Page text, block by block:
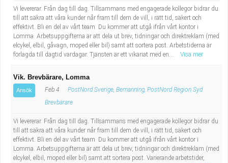
Transport
Sjuksköterska, grundutbildad
Kock, storhushåll
Bibliotekarie
Administrativ assistent
Lärare i gymnasiet
Vi levererar. Från dag till dag. Tillsammans med engagerade kollegor bidrar du
till att säkra att våra kunder når fram till dem de vill, i rätt tid, säkert och
effektivt. Bli en del av vårt team Du kommer att utgå ifrån vårt kontor i
Lomma. Arbetsuppgifterna är att dela ut brev, tidningar och direktreklam (med
elcykel, elbil, gåvagn, moped eller bil) samt att sortera post. Arbetstiderna är
förlagda till dagtid vardagar. Tjänsten är ett vikariat med en...
Visa mer
Vik. Brevbärare, Lomma
Ansök Feb 4
PostNord Sverige, Bemanning, PostNord Region Syd
Brevbärare
Vi levererar. Från dag till dag. Tillsammans med engagerade kollegor bidrar du
till att säkra att våra kunder når fram till dem de vill, i rätt tid, säkert och
effektivt. Bli en del av vårt team Du kommer att utgå ifrån vårt kontor i
Lomma. Arbetsuppgifterna är att dela ut brev, tidningar och direktreklam (med
elcykel, elbil, moped eller bil) samt att sortera post. Varierande arbetstider,